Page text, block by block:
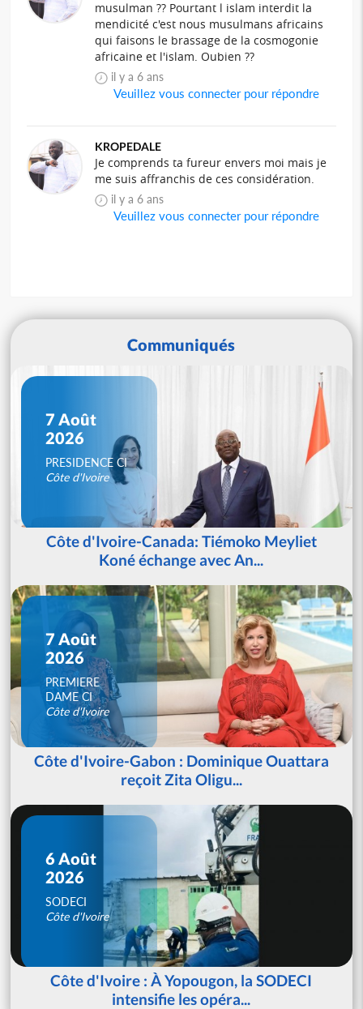
musulman ?? Pourtant l islam interdit la
mendicité c'est nous musulmans africains
qui faisons le brassage de la cosmogonie
africaine et l'islam. Oubien ??
il y a 6 ans
Veuillez vous connecter pour répondre
KROPEDALE
Je comprends ta fureur envers moi mais je
me suis affranchis de ces considération.
il y a 6 ans
Veuillez vous connecter pour répondre
Communiqués
7 Août
2026
PRESIDENCE CI
Côte d'Ivoire
Côte d'Ivoire-Canada: Tiémoko Meyliet
Koné échange avec An...
7 Août
2026
PREMIERE
DAME CI
Côte d'Ivoire
Côte d'Ivoire-Gabon : Dominique Ouattara
reçoit Zita Oligu...
6 Août
2026
SODECI
Côte d'Ivoire
Côte d'Ivoire : À Yopougon, la SODECI
intensifie les opéra...